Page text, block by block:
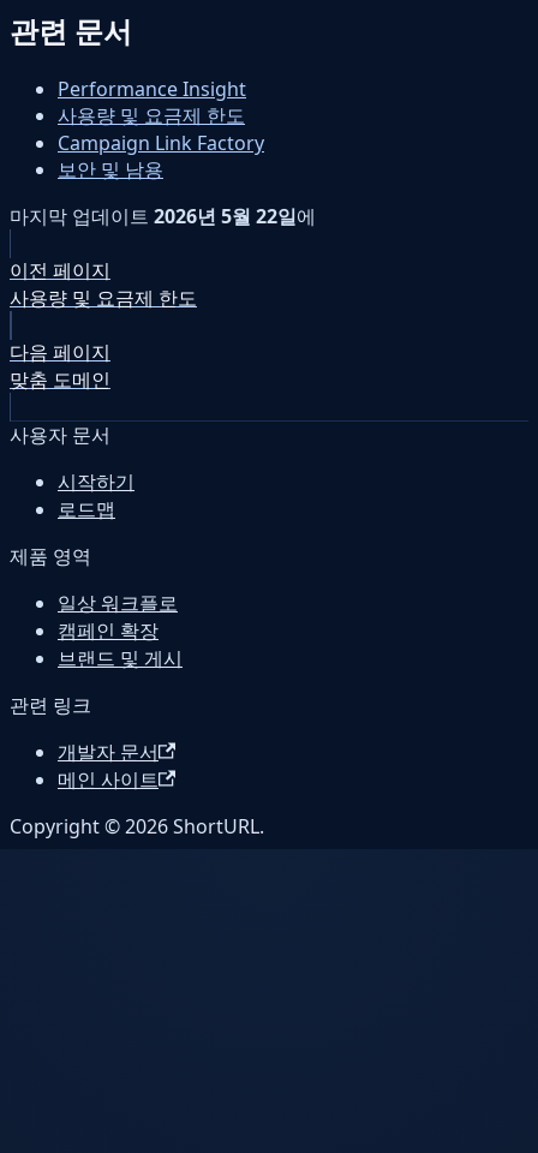
관련 문서
Performance Insight
사용량 및 요금제 한도
Campaign Link Factory
보안 및 남용
마지막 업데이트 2026년 5월 22일에
이전 페이지
사용량 및 요금제 한도
다음 페이지
맞춤 도메인
사용자 문서
시작하기
로드맵
제품 영역
일상 워크플로
캠페인 확장
브랜드 및 게시
관련 링크
개발자 문서
메인 사이트
Copyright © 2026 ShortURL.